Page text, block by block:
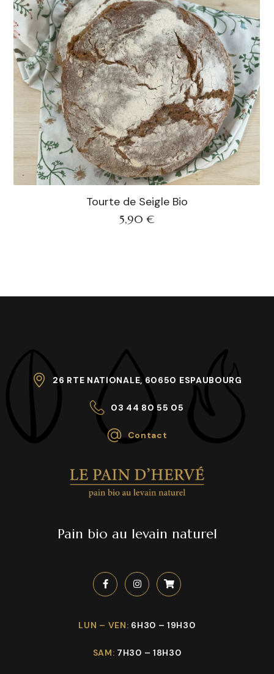
Tourte de Seigle Bio
5,90 €
26 RTE NATIONALE, 60650 ESPAUBOURG
03 44 80 55 05
Contact
Pain bio au levain naturel
LUN – VEN: 6H30 – 19H30
SAM: 7H30 – 18H30